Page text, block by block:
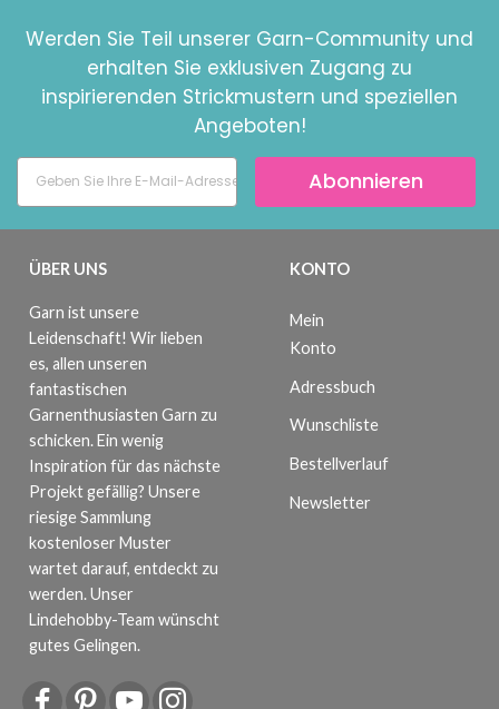
Werden Sie Teil unserer Garn-Community und
erhalten Sie exklusiven Zugang zu
inspirierenden Strickmustern und speziellen
Angeboten!
Abonnieren
ÜBER UNS
Garn ist unsere
Leidenschaft! Wir lieben
es, allen unseren
fantastischen
Garnenthusiasten Garn zu
schicken. Ein wenig
Inspiration für das nächste
Projekt gefällig? Unsere
riesige Sammlung
kostenloser Muster
wartet darauf, entdeckt zu
werden. Unser
Lindehobby-Team wünscht
gutes Gelingen.
KONTO
Mein
Konto
Adressbuch
Wunschliste
Bestellverlauf
Newsletter